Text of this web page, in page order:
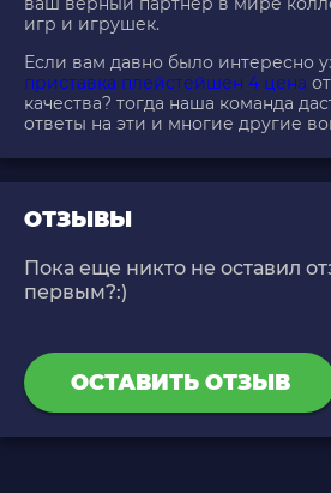
игр и игрушек.
Если вам давно было интересно
приставка плейстейшен 4 цена
качества? тогда наша команда
ответы на эти и многие другие
ОТЗЫВЫ
Пока еще никто не оставил
первым?:)
ОСТАВИТЬ ОТЗЫВ